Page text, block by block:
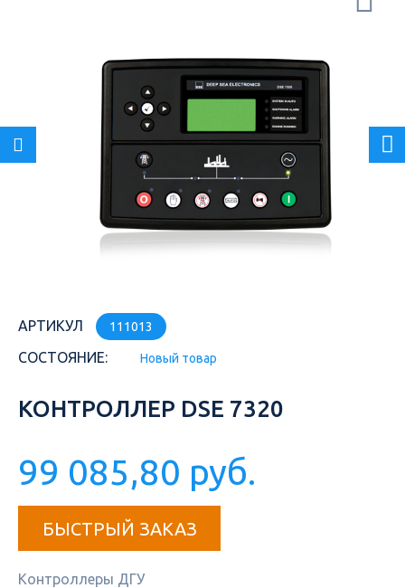
АРТИКУЛ 111013
СОСТОЯНИЕ: Новый товар
КОНТРОЛЛЕР DSE 7320
99 085,80 руб.
БЫСТРЫЙ ЗАКАЗ
Контроллеры ДГУ